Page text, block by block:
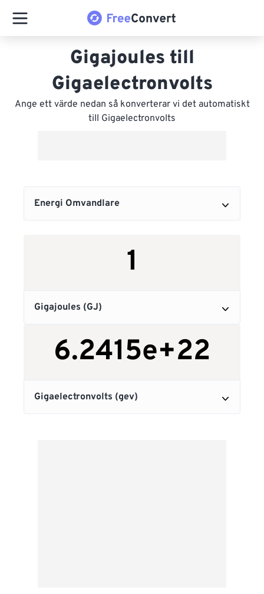
Gigajoules till
Gigaelectronvolts
Ange ett värde nedan så konverterar vi det automatiskt
till Gigaelectronvolts